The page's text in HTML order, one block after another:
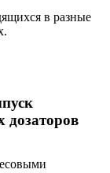
в разные
дозаторов